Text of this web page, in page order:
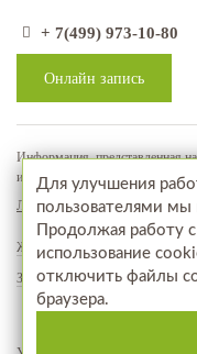
+ 7(499) 973-10-80
Онлайн запись
Информация, представленная
используется в качестве
Лицензия № ЛО-77-01-018071
Жалобы и предложения
Запись на прием
Для улучшения
пользователями мы
Продолжая работу
использование
отключить файлы
браузера.